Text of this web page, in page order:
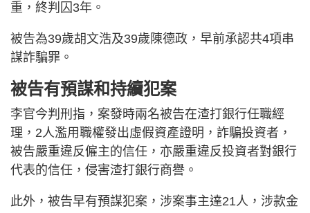
重，終判囚3年。
被告為39歲胡文浩及39歲陳德政，早前承認共4項串
謀詐騙罪。
被告有預謀和持續犯案
李官今判刑指，案發時兩名被告在渣打銀行任職經
理，2人濫用職權發出虛假資產證明，詐騙投資者，
被告嚴重違反僱主的信任，亦嚴重違反投資者對銀行
代表的信任，侵害渣打銀行商譽。
此外，被告早有預謀犯案，涉案事主達21人，涉款金